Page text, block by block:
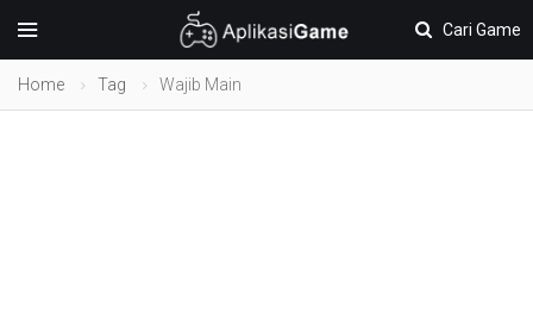
Cari Game
Home Tag Wajib Main